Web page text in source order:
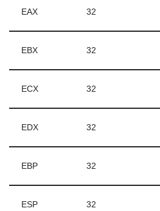
EAX 32
EBX 32
ECX 32
EDX 32
EBP 32
ESP 32